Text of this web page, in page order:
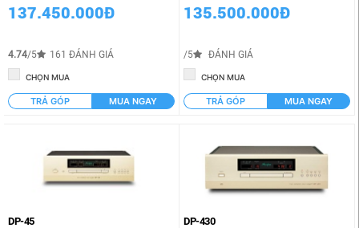
137.450.000Đ
4.74/5 161 ĐÁNH GIÁ
CHỌN MUA
TRẢ GÓP MUA NGAY
135.500.000Đ
/5 ĐÁNH GIÁ
CHỌN MUA
TRẢ GÓP MUA NGAY
DP-45 DP-430